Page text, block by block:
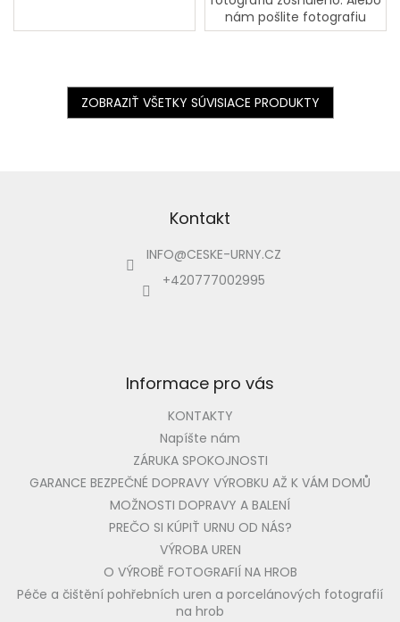
nám pošlite fotografiu
zosnulého poštou na
133, 362...
ZOBRAZIŤ VŠETKY SÚVISIACE PRODUKTY
Kontakt
INFO@CESKE-URNY.CZ
+420777002995
Informace pro vás
KONTAKTY
Napíšte nám
ZÁRUKA SPOKOJNOSTI
GARANCE BEZPEČNÉ DOPRAVY VÝROBKU AŽ K VÁM DOMŮ
MOŽNOSTI DOPRAVY A BALENÍ
PREČO SI KÚPIŤ URNU OD NÁS?
VÝROBA UREN
O VÝROBĚ FOTOGRAFIÍ NA HROB
Péče a čištění pohřebních uren a porcelánových fotografií
na hrob